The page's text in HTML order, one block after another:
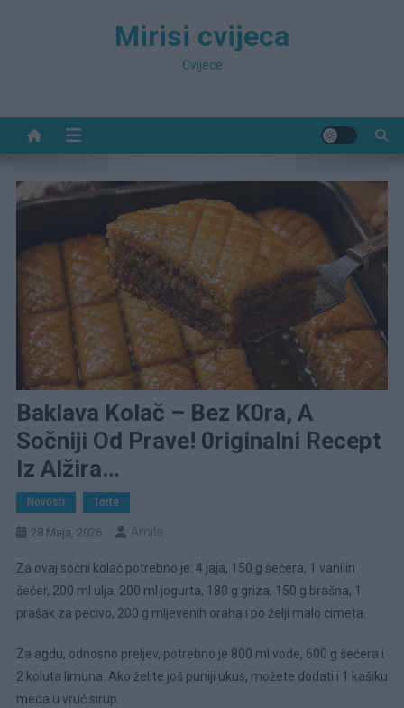
Mirisi cvijeca
Cvijece
Baklava Kolač – Bez K0ra, A
Sočniji Od Prave! 0riginalni Recept
Iz Alžira…
Novosti Torte
28 Maja, 2026 Amila
Za ovaj sočni kolač potrebno je: 4 jaja, 150 g šećera, 1 vanilin
šećer, 200 ml ulja, 200 ml jogurta, 180 g griza, 150 g brašna, 1
prašak za pecivo, 200 g mljevenih oraha i po želji malo cimeta.
Za agdu, odnosno preljev, potrebno je 800 ml vode, 600 g šećera i
2 koluta limuna. Ako želite još puniji ukus, možete dodati i 1 kašiku
meda u vruć sirup.